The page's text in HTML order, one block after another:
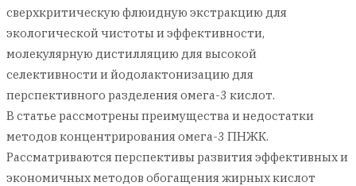
сверхкритическую флюидную экстракцию для
экологической чистоты и эффективности,
молекулярную дистилляцию для высокой
селективности и йодолактонизацию для
перспективного разделения омега-3 кислот.
В статье рассмотрены преимущества и недостатки
методов концентрирования омега-3 ПНЖК.
Рассматриваются перспективы развития эффективных и
экономичных методов обогащения жирных кислот